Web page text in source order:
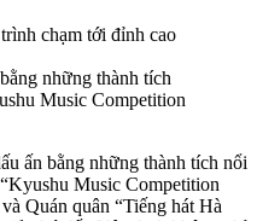
những thành tích
Music Competition
ấn bằng những thành tích nổi
Music Competition
Quán quân “Tiếng hát Hà